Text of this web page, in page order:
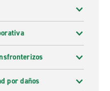
por daños